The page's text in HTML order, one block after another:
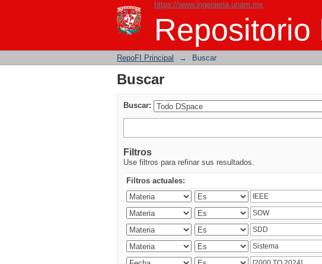
https://www.ingenieria.unam.mx
Buscar
RepoFI Principal → Buscar
Buscar
Buscar:
Filtros
Use filtros para refinar sus resultados.
Filtros actuales: